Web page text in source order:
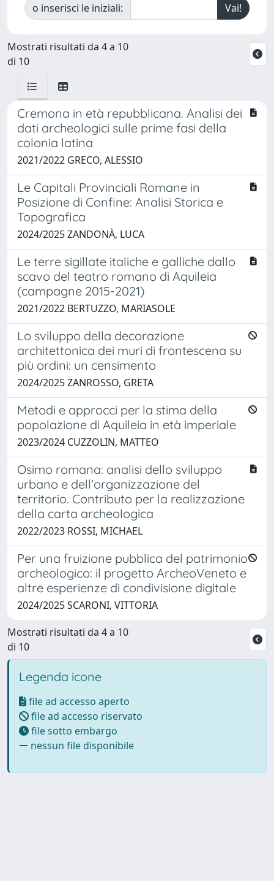
o inserisci le iniziali:
Mostrati risultati da 4 a 10
di 10
Cremona in età repubblicana. Analisi dei
dati archeologici sulle prime fasi della
colonia latina
2021/2022 GRECO, ALESSIO
Le Capitali Provinciali Romane in
Posizione di Confine: Analisi Storica e
Topografica
2024/2025 ZANDONÀ, LUCA
Le terre sigillate italiche e galliche dallo
scavo del teatro romano di Aquileia
(campagne 2015-2021)
2021/2022 BERTUZZO, MARIASOLE
Lo sviluppo della decorazione
architettonica dei muri di frontescena su
più ordini: un censimento
2024/2025 ZANROSSO, GRETA
Metodi e approcci per la stima della
popolazione di Aquileia in età imperiale
2023/2024 CUZZOLIN, MATTEO
Osimo romana: analisi dello sviluppo
urbano e dell'organizzazione del
territorio. Contributo per la realizzazione
della carta archeologica
2022/2023 ROSSI, MICHAEL
Per una fruizione pubblica del patrimonio
archeologico: il progetto ArcheoVeneto e
altre esperienze di condivisione digitale
2024/2025 SCARONI, VITTORIA
Mostrati risultati da 4 a 10
di 10
Legenda icone
file ad accesso aperto
file ad accesso riservato
file sotto embargo
nessun file disponibile